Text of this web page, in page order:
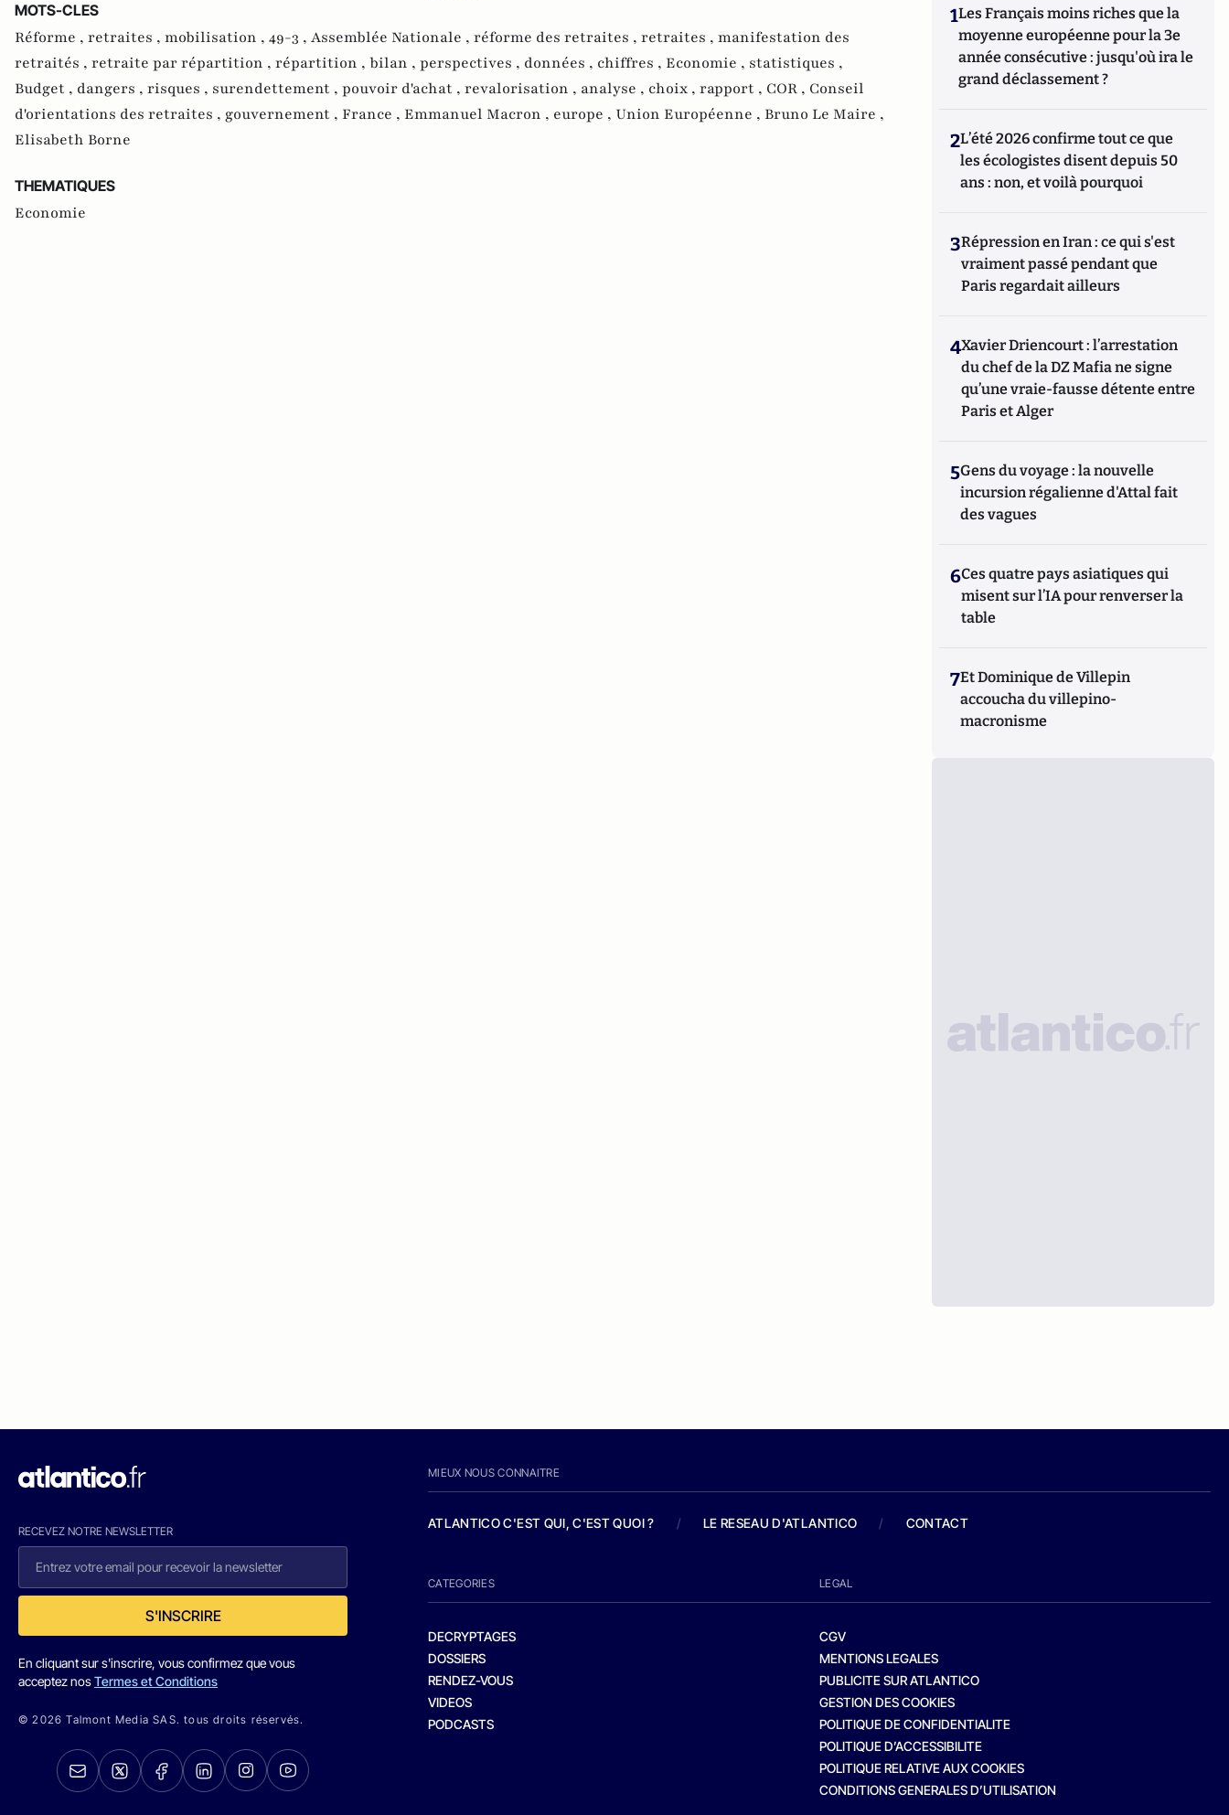
MOTS-CLES
Réforme , retraites , mobilisation , 49-3 , Assemblée Nationale , réforme des retraites , retraites , manifestation des
retraités , retraite par répartition , répartition , bilan , perspectives , données , chiffres , Economie , statistiques ,
Budget , dangers , risques , surendettement , pouvoir d'achat , revalorisation , analyse , choix , rapport , COR , Conseil
d'orientations des retraites , gouvernement , France , Emmanuel Macron , europe , Union Européenne , Bruno Le Maire ,
Elisabeth Borne
THEMATIQUES
Economie
1Les Français moins riches que la
moyenne européenne pour la 3e
année consécutive : jusqu'où ira le
grand déclassement ?
2L’été 2026 confirme tout ce que
les écologistes disent depuis 50
ans : non, et voilà pourquoi
3Répression en Iran : ce qui s'est
vraiment passé pendant que
Paris regardait ailleurs
4Xavier Driencourt : l’arrestation
du chef de la DZ Mafia ne signe
qu’une vraie-fausse détente entre
Paris et Alger
5Gens du voyage : la nouvelle
incursion régalienne d'Attal fait
des vagues
6Ces quatre pays asiatiques qui
misent sur l’IA pour renverser la
table
7Et Dominique de Villepin
accoucha du villepino-
macronisme
RECEVEZ NOTRE NEWSLETTER
S'INSCRIRE
En cliquant sur s'inscrire, vous confirmez que vous
acceptez nosTermes et Conditions
© 2026 Talmont Media SAS. tous droits réservés.
MIEUX NOUS CONNAITRE
ATLANTICO C'EST QUI, C'EST QUOI ? / LE RESEAU D'ATLANTICO / CONTACT
CATEGORIES
DECRYPTAGES
DOSSIERS
RENDEZ-VOUS
VIDEOS
PODCASTS
LEGAL
CGV
MENTIONS LEGALES
PUBLICITE SUR ATLANTICO
GESTION DES COOKIES
POLITIQUE DE CONFIDENTIALITE
POLITIQUE D’ACCESSIBILITE
POLITIQUE RELATIVE AUX COOKIES
CONDITIONS GENERALES D’UTILISATION